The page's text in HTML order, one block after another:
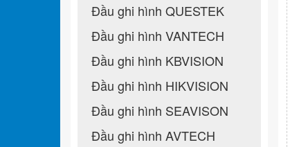
Đầu ghi hình QUESTEK
Đầu ghi hình VANTECH
Đầu ghi hình KBVISION
Đầu ghi hình HIKVISION
Đầu ghi hình SEAVISON
Đầu ghi hình AVTECH